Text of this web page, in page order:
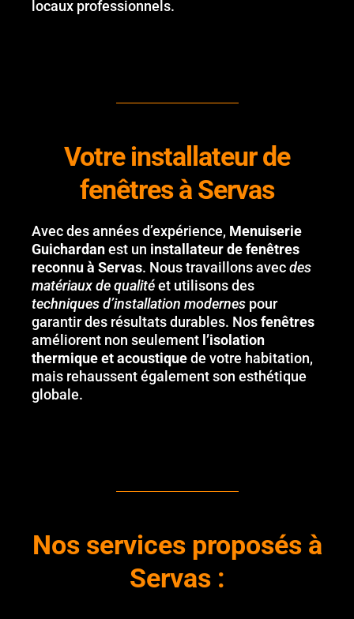
locaux professionnels.
Votre installateur de
fenêtres à Servas
Avec des années d’expérience, Menuiserie
Guichardanest un installateur de fenêtres
reconnu à Servas. Nous travaillons avecdes
matériaux de qualitéet utilisons des
techniques d’installation modernes pour
garantir des résultats durables. Nosfenêtres
améliorent non seulement l’isolation
thermique et acoustiquede votre habitation,
mais rehaussent également son esthétique
globale.
Nos services proposés à
Servas :